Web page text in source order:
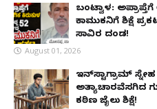
ಬಂಟ್ವಾಳ:
ಕಾಮುಕನಿಗೆ ಶಿಕ್ಷೆ
ಸಾವಿರ ದಂಡ!
August 01, 2026
ಇನ್‌ಸ್ಟಾಗ್ರಾಮ್
ಅತ್ಯಾಚಾರವೆಸಗಿದ
ಕಠಿಣ ಜೈಲು ಶಿಕ್ಷೆ!